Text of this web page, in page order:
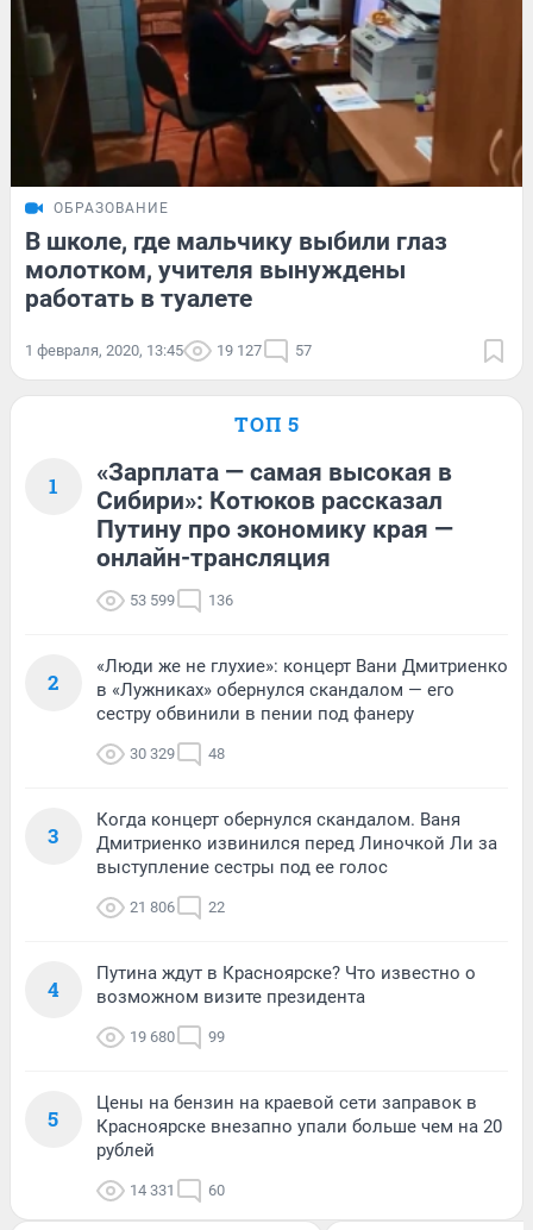
ОБРАЗОВАНИЕ
В школе, где мальчику выбили глаз
молотком, учителя вынуждены
работать в туалете
1 февраля, 2020, 13:45 19 127 57
ТОП 5
1
«Зарплата — самая высокая в
Сибири»: Котюков рассказал
Путину про экономику края —
онлайн-трансляция
53 599 136
2
«Люди же не глухие»: концерт Вани Дмитриенко
в «Лужниках» обернулся скандалом — его
сестру обвинили в пении под фанеру
30 329 48
3
Когда концерт обернулся скандалом. Ваня
Дмитриенко извинился перед Линочкой Ли за
выступление сестры под ее голос
21 806 22
4
Путина ждут в Красноярске? Что известно о
возможном визите президента
19 680 99
5
Цены на бензин на краевой сети заправок в
Красноярске внезапно упали больше чем на 20
рублей
14 331 60